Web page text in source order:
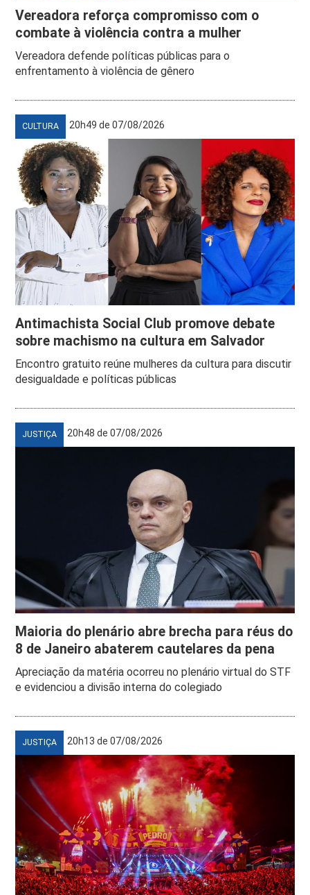
Vereadora reforça compromisso com o
combate à violência contra a mulher
Vereadora defende políticas públicas para o
enfrentamento à violência de gênero
CULTURA 20h49 de 07/08/2026
Antimachista Social Club promove debate
sobre machismo na cultura em Salvador
Encontro gratuito reúne mulheres da cultura para discutir
desigualdade e políticas públicas
JUSTIÇA 20h48 de 07/08/2026
Maioria do plenário abre brecha para réus do
8 de Janeiro abaterem cautelares da pena
Apreciação da matéria ocorreu no plenário virtual do STF
e evidenciou a divisão interna do colegiado
JUSTIÇA 20h13 de 07/08/2026